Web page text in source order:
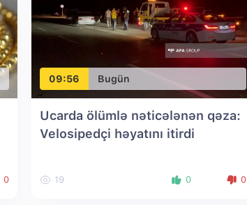
0
09:56 Bugün
Ucarda ölümlə nəticələnən qəza:
Velosipedçi həyatını itirdi
19 0 0